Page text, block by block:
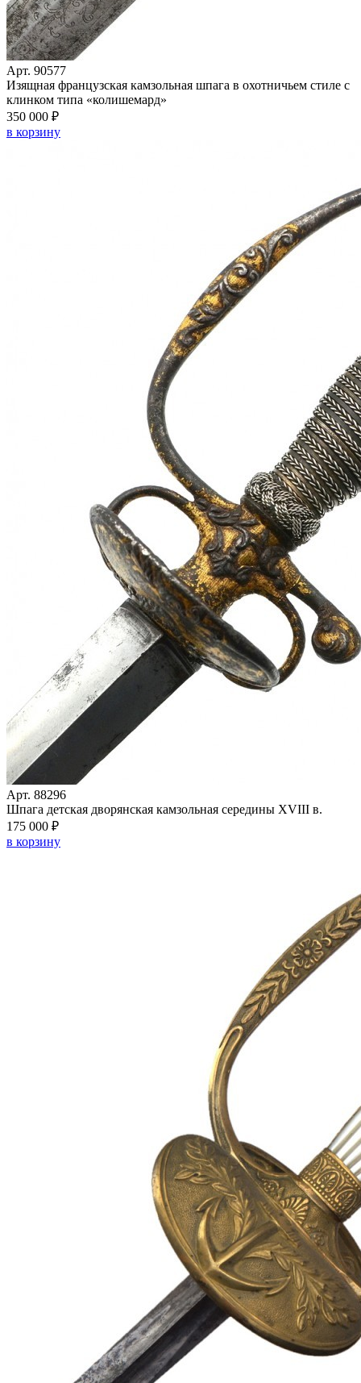
Арт. 90577
Изящная французская камзольная шпага в охотничьем стиле с
клинком типа «колишемард»
350 000 ₽
в корзину
Арт. 88296
Шпага детская дворянская камзольная середины XVIII в.
175 000 ₽
в корзину